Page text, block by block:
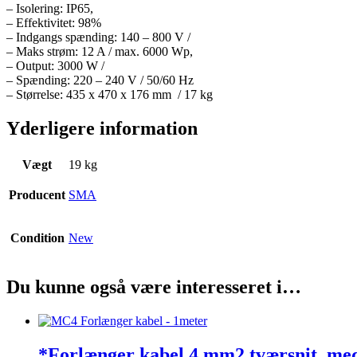
– Isolering: IP65,
– Effektivitet: 98%
– Indgangs spænding: 140 – 800 V /
– Maks strøm: 12 A / max. 6000 Wp,
– Output: 3000 W /
– Spænding: 220 – 240 V / 50/60 Hz
– Størrelse: 435 x 470 x 176 mm / 17 kg
Yderligere information
Vægt 19 kg
Producent SMA
Condition New
Du kunne også være interesseret i…